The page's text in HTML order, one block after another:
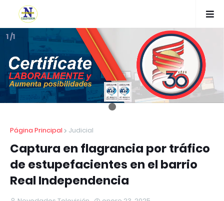
1 /1
Página Principal Judicial
Captura en flagrancia por tráfico
de estupefacientes en el barrio
Real Independencia